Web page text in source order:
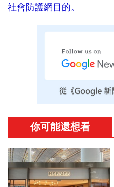
社會防護網目的。